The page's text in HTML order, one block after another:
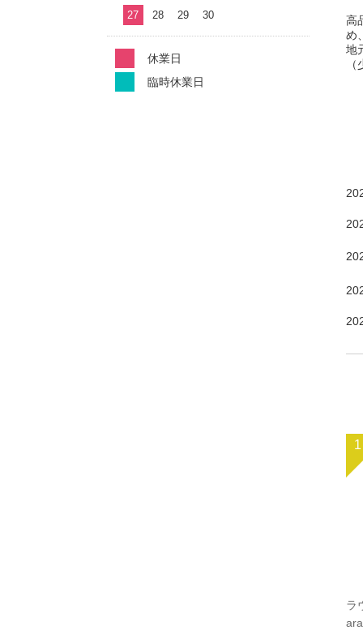
高
め
地
1
ラ
27 28 29 30
休業日
臨時休業日